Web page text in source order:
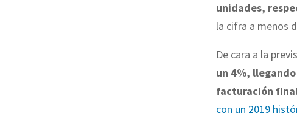
unidades,
la cifra a menos
De cara a la
un 4%,
facturación
con un 2019